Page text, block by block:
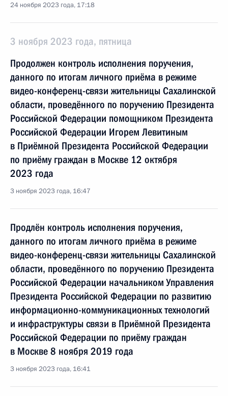
24 ноября 2023 года, 17:18
3 ноября 2023 года, пятница
Продолжен контроль исполнения поручения,
данного по итогам личного приёма в режиме
видео-конференц-связи жительницы Сахалинской
области, проведённого по поручению Президента
Российской Федерации помощником Президента
Российской Федерации Игорем Левитиным
в Приёмной Президента Российской Федерации
по приёму граждан в Москве 12 октября
2023 года
3 ноября 2023 года, 16:47
Продлён контроль исполнения поручения,
данного по итогам личного приёма в режиме
видео-конференц-связи жительницы Сахалинской
области, проведённого по поручению Президента
Российской Федерации начальником Управления
Президента Российской Федерации по развитию
информационно-коммуникационных технологий
и инфраструктуры связи в Приёмной Президента
Российской Федерации по приёму граждан
в Москве 8 ноября 2019 года
3 ноября 2023 года, 16:41